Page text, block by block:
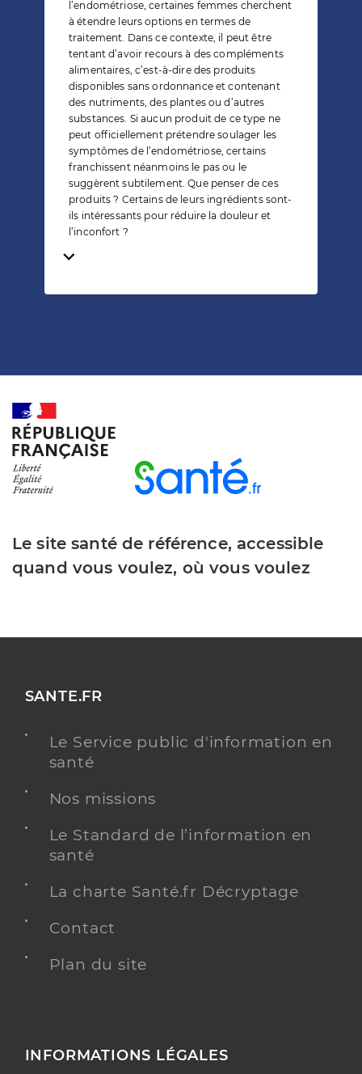
l’endométriose, certaines femmes cherchent
à étendre leurs options en termes de
traitement. Dans ce contexte, il peut être
tentant d’avoir recours à des compléments
alimentaires, c’est-à-dire des produits
disponibles sans ordonnance et contenant
des nutriments, des plantes ou d’autres
substances. Si aucun produit de ce type ne
peut officiellement prétendre soulager les
symptômes de l’endométriose, certains
franchissent néanmoins le pas ou le
suggèrent subtilement. Que penser de ces
produits ? Certains de leurs ingrédients sont-
ils intéressants pour réduire la douleur et
l’inconfort ?
Temps de lecture
Le site santé de référence, accessible
quand vous voulez, où vous voulez
SANTE.FR
Le Service public d'information en
santé
Nos missions
Le Standard de l’information en
santé
La charte Santé.fr Décryptage
Contact
Plan du site
INFORMATIONS LÉGALES